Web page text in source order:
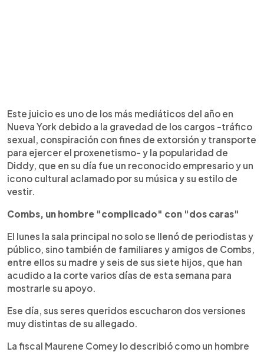
Este juicio es uno de los más mediáticos del año en
Nueva York debido a la gravedad de los cargos -tráfico
sexual, conspiración con fines de extorsión y transporte
para ejercer el proxenetismo- y la popularidad de
Diddy, que en su día fue un reconocido empresario y un
icono cultural aclamado por su música y su estilo de
vestir.
Combs, un hombre "complicado" con "dos caras"
El lunes la sala principal no solo se llenó de periodistas y
público, sino también de familiares y amigos de Combs,
entre ellos su madre y seis de sus siete hijos, que han
acudido a la corte varios días de esta semana para
mostrarle su apoyo.
Ese día, sus seres queridos escucharon dos versiones
muy distintas de su allegado.
La fiscal Maurene Comey lo describió como un hombre